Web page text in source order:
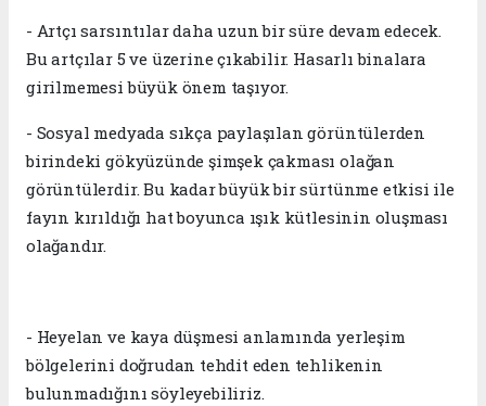
- Artçı sarsıntılar daha uzun bir süre devam edecek.
Bu artçılar 5 ve üzerine çıkabilir. Hasarlı binalara
girilmemesi büyük önem taşıyor.
- Sosyal medyada sıkça paylaşılan görüntülerden
birindeki gökyüzünde şimşek çakması olağan
görüntülerdir. Bu kadar büyük bir sürtünme etkisi ile
fayın kırıldığı hat boyunca ışık kütlesinin oluşması
olağandır.
- Heyelan ve kaya düşmesi anlamında yerleşim
bölgelerini doğrudan tehdit eden tehlikenin
bulunmadığını söyleyebiliriz.